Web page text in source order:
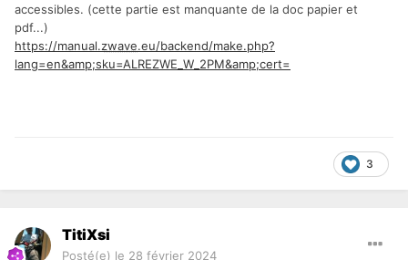
accessibles. (cette partie est manquante de la doc papier et
pdf...)
https://manual.zwave.eu/backend/make.php?
lang=en&amp;sku=ALREZWE_W_2PM&amp;cert=
3
TitiXsi
Posté(e) le 28 février 2024